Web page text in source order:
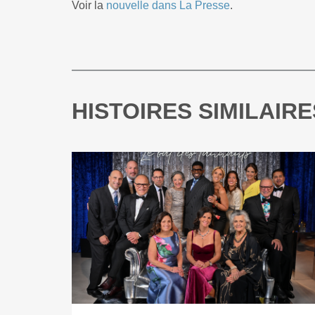
Voir la nouvelle dans La Presse.
HISTOIRES